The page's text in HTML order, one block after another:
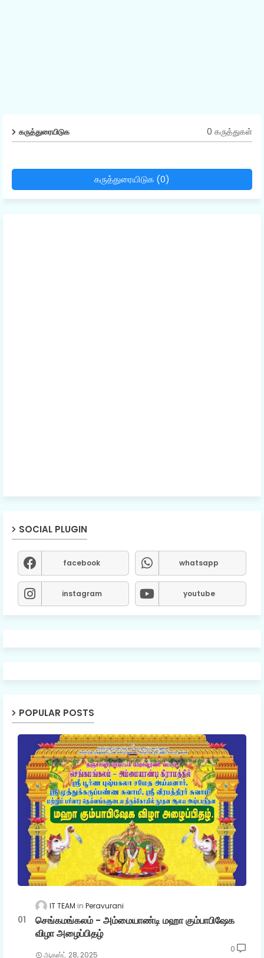
கருத்துரையிடுக 0 கருத்துகள்
கருத்துரையிடுக (0)
SOCIAL PLUGIN
facebook whatsapp
instagram youtube
POPULAR POSTS
IT TEAM Peravurani
செங்கமங்கலம் - அம்மையாண்டி மஹா கும்பாபிஷேக
விழா அழைப்பிதழ்
ஆகஸ்ட் 28, 2025
0